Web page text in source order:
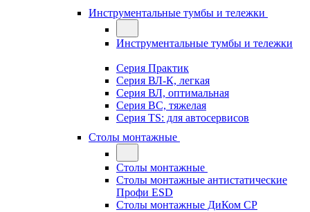
Инструментальные тумбы и тележки
Инструментальные тумбы и тележки
Серия Практик
Серия ВЛ-К, легкая
Серия ВЛ, оптимальная
Серия ВС, тяжелая
Серия TS: для автосервисов
Столы монтажные
Столы монтажные
Столы монтажные антистатические
Профи ESD
Столы монтажные ДиКом СР